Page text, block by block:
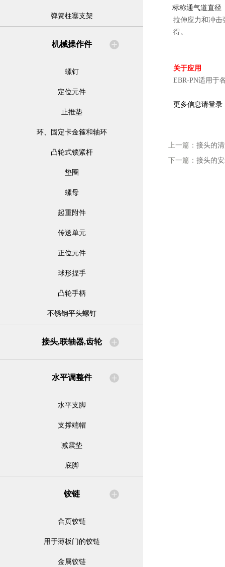
弹簧柱塞支架
机械操作件
螺钉
定位元件
止推垫
环、固定卡金箍和轴环
凸轮式锁紧杆
垫圈
螺母
起重附件
传送单元
正位元件
球形捏手
凸轮手柄
不锈钢平头螺钉
接头,联轴器,齿轮
水平调整件
水平支脚
支撑端帽
减震垫
底脚
铰链
合页铰链
用于薄板门的铰链
金属铰链
标称通气道直径
拉伸应力和冲击
得。
关于应用
EBR-PN适用于
更多信息请登录
上一篇： 接头的
下一篇： 接头的